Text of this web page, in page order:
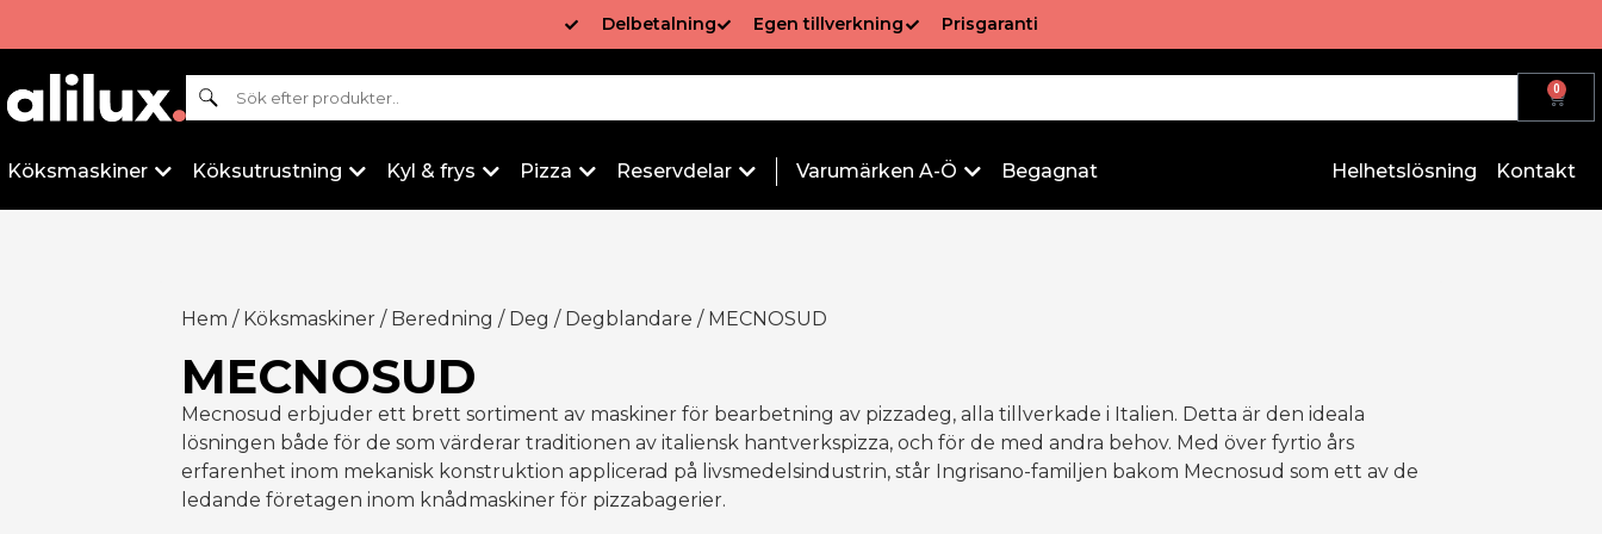
Delbetalning Egen tillverkning Prisgaranti
Sök 0
Köksmaskiner Köksutrustning Kyl & frys Pizza Reservdelar Varumärken A-Ö Begagnat Helhetslösning Kontakt
Hem / Köksmaskiner / Beredning / Deg / Degblandare / MECNOSUD
MECNOSUD
Mecnosud erbjuder ett brett sortiment av maskiner för bearbetning av pizzadeg, alla tillverkade i Italien. Detta är den ideala
lösningen både för de som värderar traditionen av italiensk hantverkspizza, och för de med andra behov. Med över fyrtio års
erfarenhet inom mekanisk konstruktion applicerad på livsmedelsindustrin, står Ingrisano-familjen bakom Mecnosud som ett av de
ledande företagen inom knådmaskiner för pizzabagerier.